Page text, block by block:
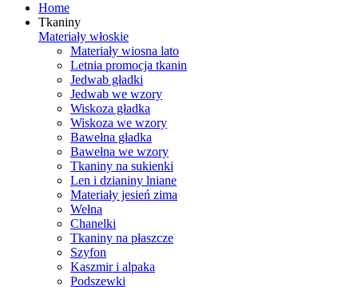
Home
Tkaniny
Materiały włoskie
Materiały wiosna lato
Letnia promocja tkanin
Jedwab gładki
Jedwab we wzory
Wiskoza gładka
Wiskoza we wzory
Bawełna gładka
Bawełna we wzory
Tkaniny na sukienki
Len i dzianiny lniane
Materiały jesień zima
Wełna
Chanelki
Tkaniny na płaszcze
Szyfon
Kaszmir i alpaka
Podszewki